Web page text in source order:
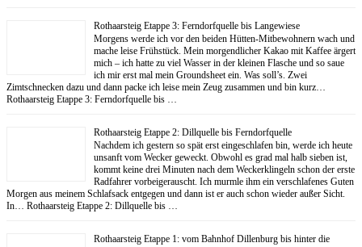
Rothaarsteig Etappe 3: Ferndorfquelle bis Langewiese
Morgens werde ich vor den beiden Hütten-Mitbewohnern wach und
mache leise Frühstück. Mein morgendlicher Kakao mit Kaffee ärgert
mich – ich hatte zu viel Wasser in der kleinen Flasche und so saue
ich mir erst mal mein Groundsheet ein. Was soll’s. Zwei
Zimtschnecken dazu und dann packe ich leise mein Zeug zusammen und bin kurz…
Rothaarsteig Etappe 3: Ferndorfquelle bis …
Rothaarsteig Etappe 2: Dillquelle bis Ferndorfquelle
Nachdem ich gestern so spät erst eingeschlafen bin, werde ich heute
unsanft vom Wecker geweckt. Obwohl es grad mal halb sieben ist,
kommt keine drei Minuten nach dem Weckerklingeln schon der erste
Radfahrer vorbeigerauscht. Ich murmle ihm ein verschlafenes Guten
Morgen aus meinem Schlafsack entgegen und dann ist er auch schon wieder außer Sicht.
In… Rothaarsteig Etappe 2: Dillquelle bis …
Rothaarsteig Etappe 1: vom Bahnhof Dillenburg bis hinter die